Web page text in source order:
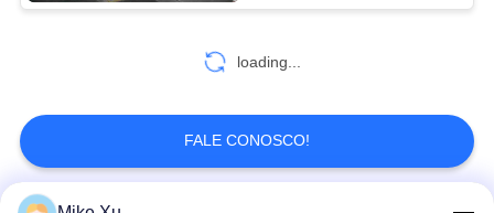
loading...
FALE CONOSCO!